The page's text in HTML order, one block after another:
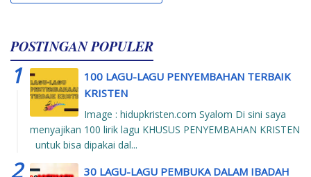
POSTINGAN POPULER
100 LAGU-LAGU PENYEMBAHAN TERBAIK
KRISTEN
Image : hidupkristen.com Syalom Di sini saya
menyajikan 100 lirik lagu KHUSUS PENYEMBAHAN KRISTEN
untuk bisa dipakai dal...
30 LAGU-LAGU PEMBUKA DALAM IBADAH